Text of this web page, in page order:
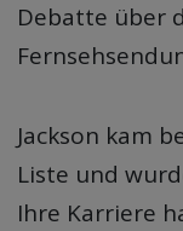
Debatte über
Jackson kam
Liste und
Ihre Karriere